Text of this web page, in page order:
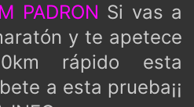
PADRON Si vas a
y te apetece
rápido esta
a esta prueba¡¡